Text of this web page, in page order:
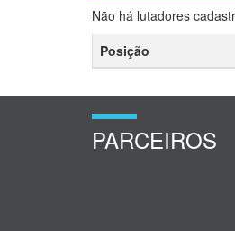
Não há lutadores
Posição
PARCEIROS